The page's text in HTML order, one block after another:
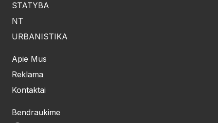
STATYBA
NT
URBANISTIKA
Apie Mus
Reklama
Kontaktai
Bendraukime